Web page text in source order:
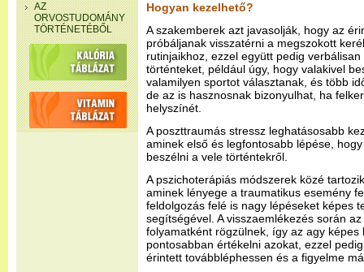
AZ
ORVOSTUDOMÁNY
TÖRTÉNETÉBŐL
Hogyan kezelhető?
A szakemberek azt javasolják, hogy az
próbáljanak visszatérni a megszokott
rutinjaikhoz, ezzel együtt pedig
történteket, például úgy, hogy valakivel
valamilyen sportot választanak, és több
de az is hasznosnak bizonyulhat, ha
helyszínét.
A poszttraumás stressz leghatásosabb
aminek első és legfontosabb lépése,
beszélni a vele történtekről.
A pszichoterápiás módszerek közé
aminek lényege a traumatikus esemény
feldolgozás felé is nagy lépéseket képes
segítségével. A visszaemlékezés során
folyamatként rögzülnek, így az agy
pontosabban értékelni azokat, ezzel
érintett továbbléphessen és a figyelme